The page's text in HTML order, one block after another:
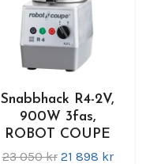
Snabbhack R4-2V,
900W 3fas,
ROBOT COUPE
23 050 kr 21 898 kr